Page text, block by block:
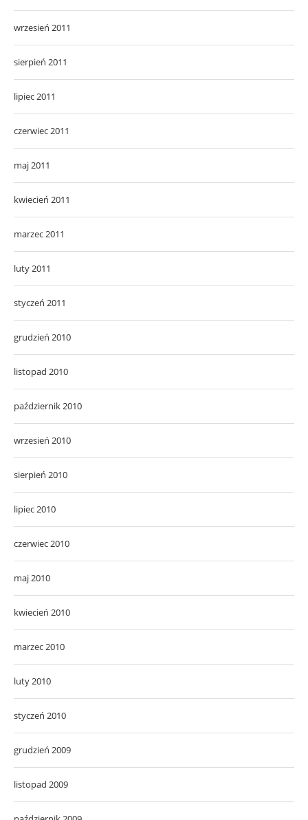
wrzesień 2011
sierpień 2011
lipiec 2011
czerwiec 2011
maj 2011
kwiecień 2011
marzec 2011
luty 2011
styczeń 2011
grudzień 2010
listopad 2010
październik 2010
wrzesień 2010
sierpień 2010
lipiec 2010
czerwiec 2010
maj 2010
kwiecień 2010
marzec 2010
luty 2010
styczeń 2010
grudzień 2009
listopad 2009